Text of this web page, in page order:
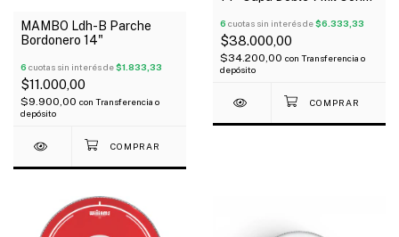
MAMBO Ldh-B Parche
Bordonero 14"
6 cuotas sin interés de$1.833,33
$11.000,00
$9.900,00 con Transferencia o
depósito
6 cuotas sin interés de$6.333,33
$38.000,00
$34.200,00 con Transferencia o
depósito